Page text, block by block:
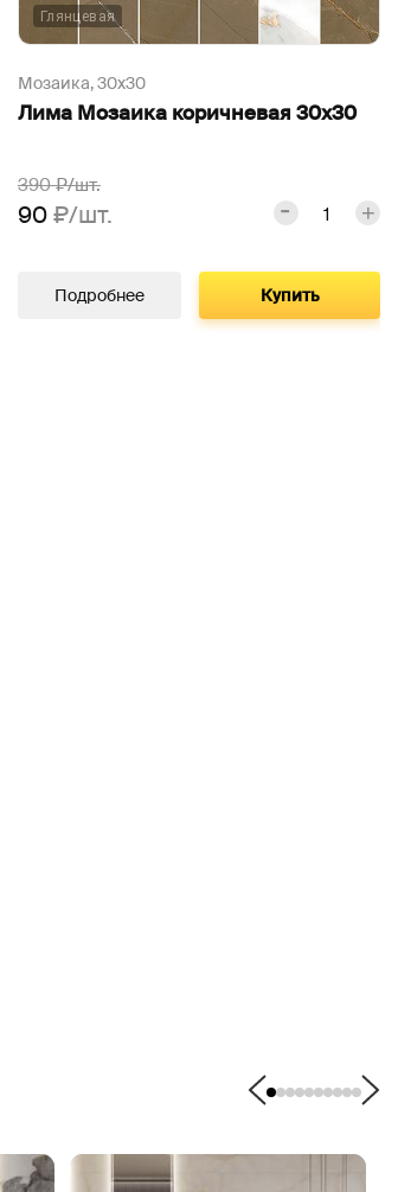
Глянцевая
Мозаика,30х30
Лима Мозаика коричневая 30х30
390₽/шт.
90₽/шт.
Подробнее Купить